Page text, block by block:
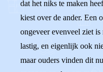
dat het niks te maken
kiest over de ander. Een
ongeveer evenveel ziet
lastig, en eigenlijk ook
maar ouders vinden dit